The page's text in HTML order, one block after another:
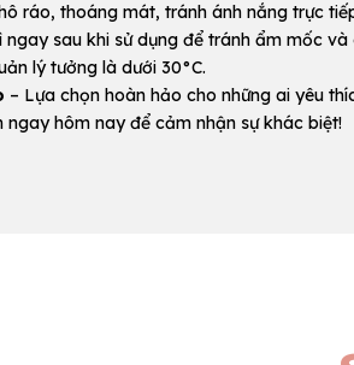
ráo, thoáng mát, tránh ánh nắng trực
sau khi sử dụng để tránh ẩm mốc và
lý tưởng là dưới 30°C.
– Lựa chọn hoàn hảo cho những ai yêu
ngay hôm nay để cảm nhận sự khác biệt!